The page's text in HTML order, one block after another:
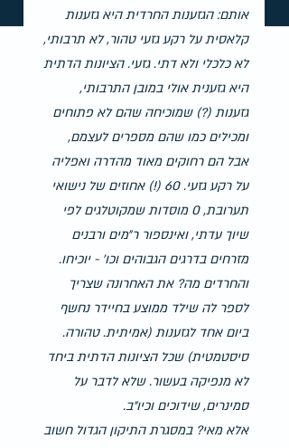
אותם: הגזענות החרדית היא גזענות
קלאסית על רקע גזעי טהור, לא תרבותי,
לא כלכלי ולא דתי. גזעי. הציונות הדתית
היא גזענית אולי במובן התרבותי,
גזענות (?) שמוכיחה שהם לא פתוחים
ומכילים כמו שהם מספרים לעצמם,
אבל הם רחוקים מאוד מהדרה ואפליה
על רקע גזעי. 60 (!) אחוזים של נישואי
תערובת, 0 מוסדות שמקוטלגים לפי
שיוך עדתי, ואינספור ר״מים ורבנים
מזרחים בדרגים הגבוהים וכו' - יוכיחו.
והחרדים מה? את האחרונה שצריך
לספר לה שילד ממוצע בחיידר נחשף
ביום אחד לגזענות (אמיתית. טהורה.
סיסטמטית) שכל הציונות הדתית ביחד
לא מנפיקה בעשור. שלא לדבר על
סמינרים, שידוכים וכיו״ב.
אלא מאי? במסגרת התיקון הגדול חשוב